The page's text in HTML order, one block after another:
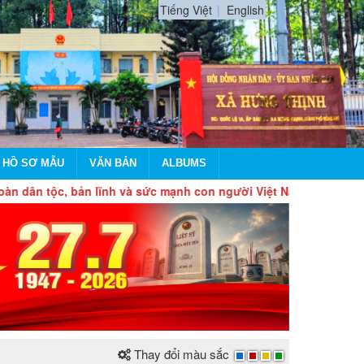
Tiếng Việt English
HỒ SƠ MẪU VĂN BẢN ALBUMS
bản lĩnh và sức mạnh con người Việt Nam, tự chủ, tự hào
Thay đổi màu sắc